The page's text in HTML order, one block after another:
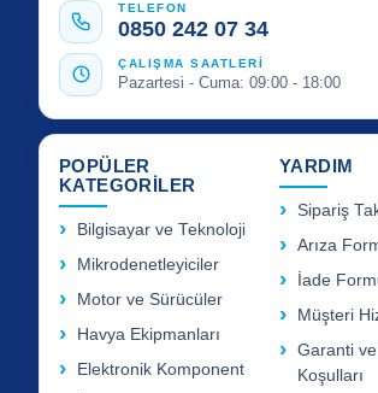
TELEFON
0850 242 07 34
ÇALIŞMA SAATLERİ
Pazartesi - Cuma: 09:00 - 18:00
POPÜLER
KATEGORİLER
Bilgisayar ve Teknoloji
Mikrodenetleyiciler
Motor ve Sürücüler
Havya Ekipmanları
Elektronik Komponent
YARDIM
Sipariş
Arıza
İade
Müşteri
Garanti
Koşulları